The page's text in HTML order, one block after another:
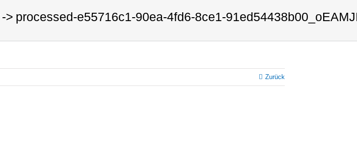
processed-e55716c1-90ea-4fd6-8ce1-
Zurück